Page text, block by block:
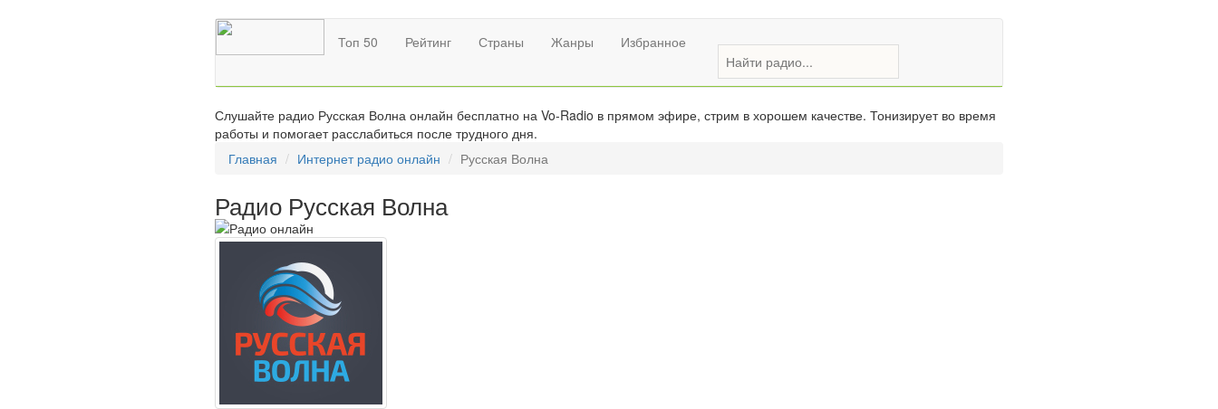
Топ 50 Рейтинг Страны Жанры Избранное
Слушайте радио Русская Волна онлайн бесплатно на Vo-Radio в прямом эфире, стрим в хорошем качестве. Тонизирует во время
работы и помогает расслабиться после трудного дня.
Главная
Интернет радио онлайн Русская Волна
Радио Русская Волна